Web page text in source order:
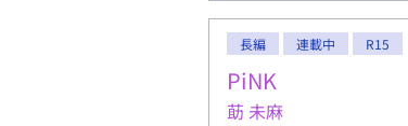
長編 連載中 R15
PiNK
莇 未麻